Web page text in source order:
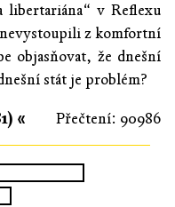
v Reflexu
z komfortní
objasňovat, že dnešní
stát je problém?
Přečtení: 90986
«